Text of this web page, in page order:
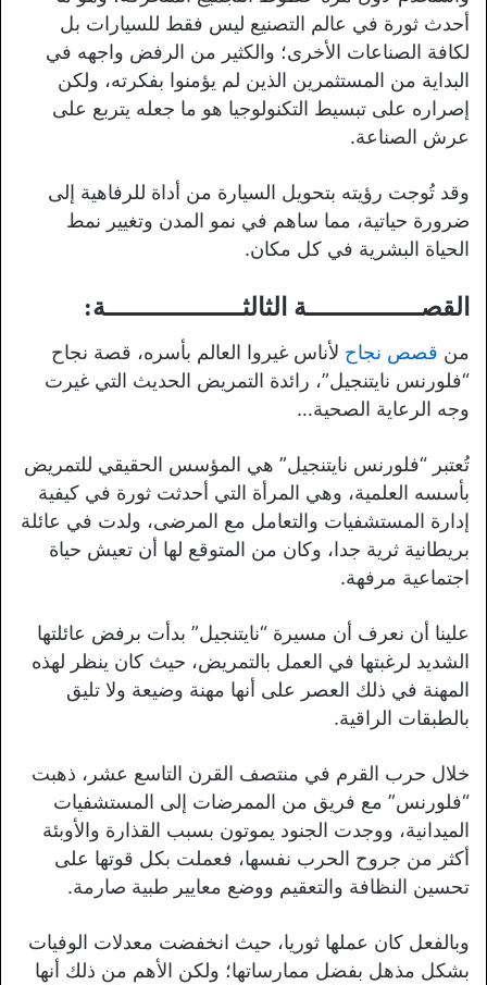
أحدث ثورة في عالم التصنيع ليس فقط للسيارات بل
لكافة الصناعات الأخرى؛ والكثير من الرفض واجهه في
البداية من المستثمرين الذين لم يؤمنوا بفكرته، ولكن
إصراره على تبسيط التكنولوجيا هو ما جعله يتربع على
عرش الصناعة.
وقد تُوجت رؤيته بتحويل السيارة من أداة للرفاهية إلى
ضرورة حياتية، مما ساهم في نمو المدن وتغيير نمط
الحياة البشرية في كل مكان.
القصـــــــــــــــة الثالثــــــــــــــــــة:
من قصص نجاح لأناس غيروا العالم بأسره، قصة نجاح
“فلورنس نايتنجيل”، رائدة التمريض الحديث التي غيرت
وجه الرعاية الصحية…
تُعتبر “فلورنس نايتنجيل” هي المؤسس الحقيقي للتمريض
بأسسه العلمية، وهي المرأة التي أحدثت ثورة في كيفية
إدارة المستشفيات والتعامل مع المرضى، ولدت في عائلة
بريطانية ثرية جدا، وكان من المتوقع لها أن تعيش حياة
اجتماعية مرفهة.
علينا أن نعرف أن مسيرة “نايتنجيل” بدأت برفض عائلتها
الشديد لرغبتها في العمل بالتمريض، حيث كان ينظر لهذه
المهنة في ذلك العصر على أنها مهنة وضيعة ولا تليق
بالطبقات الراقية.
خلال حرب القرم في منتصف القرن التاسع عشر، ذهبت
“فلورنس” مع فريق من الممرضات إلى المستشفيات
الميدانية، ووجدت الجنود يموتون بسبب القذارة والأوبئة
أكثر من جروح الحرب نفسها، فعملت بكل قوتها على
تحسين النظافة والتعقيم ووضع معايير طبية صارمة.
وبالفعل كان عملها ثوريا، حيث انخفضت معدلات الوفيات
بشكل مذهل بفضل ممارساتها؛ ولكن الأهم من ذلك أنها